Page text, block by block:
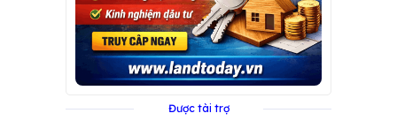
Được tài trợ